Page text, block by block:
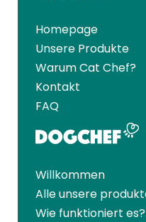
Homepage
Unsere Produkte
Warum Cat Chef?
Kontakt
FAQ
Willkommen
Alle unsere
Wie funktioniert es?